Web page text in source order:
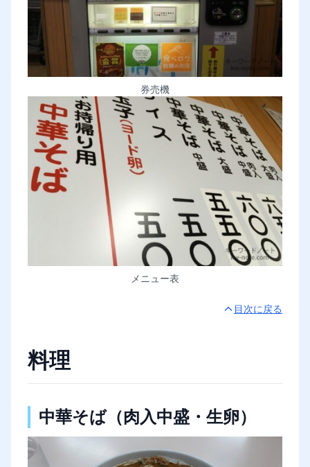
券売機
メニュー表
目次に戻る
料理
中華そば（肉入中盛・生卵）